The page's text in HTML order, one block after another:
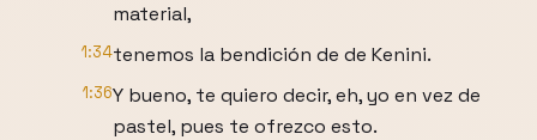
material,
1:34tenemos la bendición de de Kenini.
1:36Y bueno, te quiero decir, eh, yo en vez de
pastel, pues te ofrezco esto.